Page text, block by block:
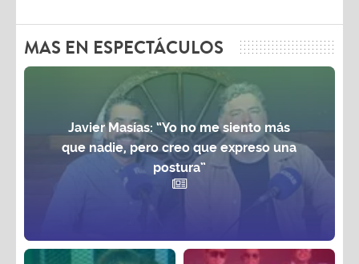
MAS EN ESPECTÁCULOS
Javier Masías: “Yo no me siento más
que nadie, pero creo que expreso una
postura”